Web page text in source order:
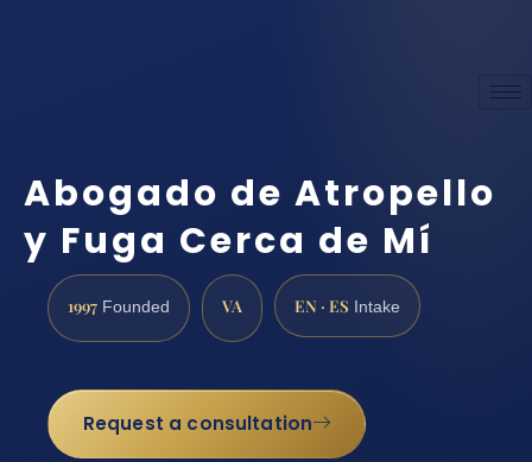
Abogado de Atropello
y Fuga Cerca de Mí
1997 Founded VA EN · ES Intake
Request a consultation